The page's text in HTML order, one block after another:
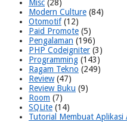
Misc (28)
Modern Culture (84)
Otomotif(12)
Paid Promote (5)
Pengalaman (196)
PHP Codeigniter (3)
Programming (143)
Ragam Tekno (249)
Review(47)
Review Buku (9)
Room (7)
SQLite (14)
Tutorial Membuat Aplikasi